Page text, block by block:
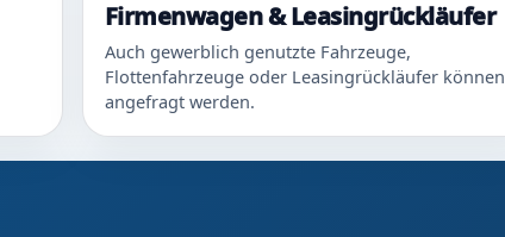
Firmenwagen & Leasingrückläufer
Auch gewerblich genutzte Fahrzeuge,
Flottenfahrzeuge oder Leasingrückläufer können
angefragt werden.